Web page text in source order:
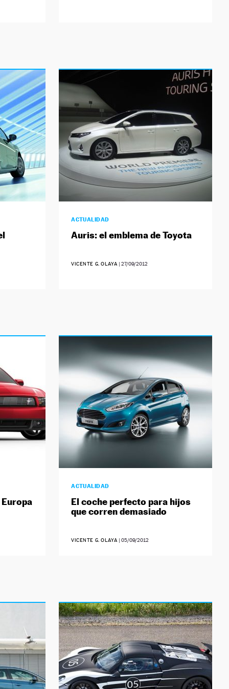
ACTUALIDAD
Auris: el emblema de Toyota
VICENTE G. OLAYA | 27/09/2012
ACTUALIDAD
El coche perfecto para hijos
que corren demasiado
VICENTE G. OLAYA | 05/09/2012